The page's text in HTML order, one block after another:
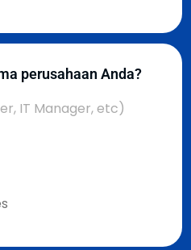
perusahaan Anda?